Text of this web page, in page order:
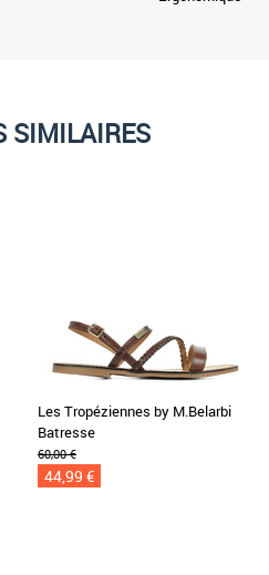
SIMILAIRES
Les Tropéziennes by M.Belarbi
Batresse
60,00 €
44,99 €